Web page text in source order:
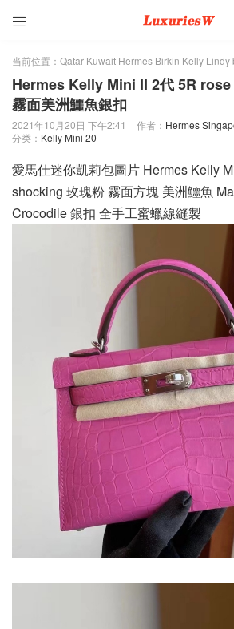

当前位置： Qatar Kuwait Hermes Birkin Kelly Lindy
Hermes Kelly Mini II 2代 5R
霧面美洲鱷魚銀扣
2021年10月20日 下午2:41 作者： Hermes
分类： Kelly Mini 20
愛馬仕迷你凱莉包圖片 Hermes Kelly
shocking 玫瑰粉 霧面方塊 美洲鱷魚
Crocodile 銀扣 全手工蜜蠟線縫製